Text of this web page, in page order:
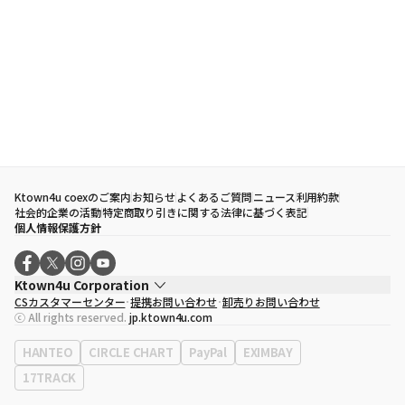
Ktown4u coexのご案内お知らせよくあるご質問ニュース利用約款
社会的企業の活動特定商取り引きに関する法律に基づく表記
個人情報保護方針
Ktown4u Corporation
代表取締役
ソン・ヒョミン
事業者登録番号120-87-71116
eContext
0120-23-7523
事務所住所
ソウル特別市江南区永東大路513、3階(三成洞、coex)
CSカスタマーセンター 提携お問い合わせ 卸売りお問い合わせ
ⓒ All rights reserved. jp.ktown4u.com
HANTEO CIRCLE CHART PayPal
EXIMBAY
17TRACK